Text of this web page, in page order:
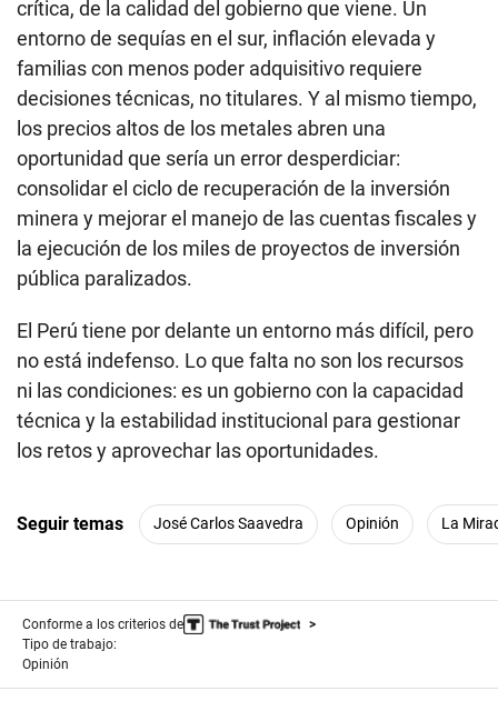
crítica, de la calidad del gobierno que viene. Un
entorno de sequías en el sur, inflación elevada y
familias con menos poder adquisitivo requiere
decisiones técnicas, no titulares. Y al mismo tiempo,
los precios altos de los metales abren una
oportunidad que sería un error desperdiciar:
consolidar el ciclo de recuperación de la inversión
minera y mejorar el manejo de las cuentas fiscales y
la ejecución de los miles de proyectos de inversión
pública paralizados.
El Perú tiene por delante un entorno más difícil, pero
no está indefenso. Lo que falta no son los recursos
ni las condiciones: es un gobierno con la capacidad
técnica y la estabilidad institucional para gestionar
los retos y aprovechar las oportunidades.
Seguir temas José Carlos Saavedra Opinión La
Conforme a los criterios de
Tipo de trabajo:
Opinión